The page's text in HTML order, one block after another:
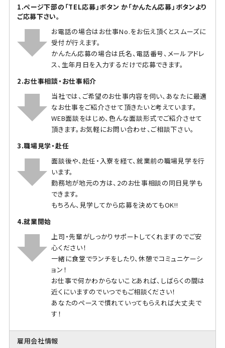
1.ページ下部の「TEL応募」ボタン か「かんたん応募」ボタンより
ご応募下さい。
お電話の場合はお仕事No.をお伝え頂くとスムーズに
受付が行えます。
かんたん応募の場合は氏名、電話番号、メールアドレ
ス、生年月日を入力するだけで応募できます。
2.お仕事相談・お仕事紹介
当社では、ご希望のお仕事内容を伺い、あなたに最適
なお仕事をご紹介させて頂きたいと考えています。
WEB面談をはじめ、色んな面談形式でご紹介させて
頂きます。お気軽にお問い合わせ、ご相談下さい。
3.職場見学・赴任
面談後や、赴任・入寮を経て、就業前の職場見学を行
います。
勤務地が地元の方は、2のお仕事相談の同日見学も
できます。
もちろん、見学してから応募を決めてもOK!!
4.就業開始
上司・先輩がしっかりサポートしてくれますのでご安
心ください！
一緒に食堂でランチをしたり、休憩でコミュニケーシ
ョン！
お仕事で何かわからないことあれば、しばらくの間は
近くにいますのでいつでもご相談ください！
あなたのペースで慣れていってもらえれば大丈夫で
す！
雇用会社情報